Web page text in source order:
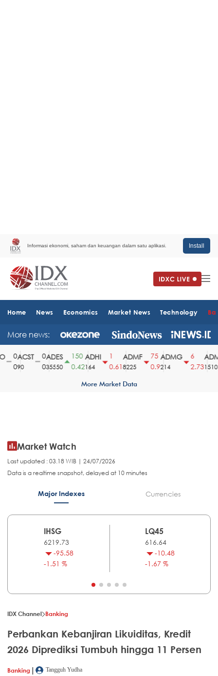
Informasi ekonomi, saham dan keuangan dalam satu aplikasi. Install
Home News Economics Market News Technology
More news:
ACST
90
ADES
35550
150
0.42
ADHI
164
0.61
ADMF
8225
75
0.9
ADMG
214
2.73
ADMR
1510
More Market Data
Market Watch
Last updated : 03.18 WIB | 24/07/2026
Data is a realtime snapshot, delayed at 10 minutes
Major Indexes Currencies
IHSG
6219.73
-95.58
-1.51 %
LQ45
616.64
-10.48
-1.67 %
IDX Channel Banking
Perbankan Kebanjiran Likuiditas, Kredit
2026 Diprediksi Tumbuh hingga 11 Persen
Banking |
Tangguh Yudha